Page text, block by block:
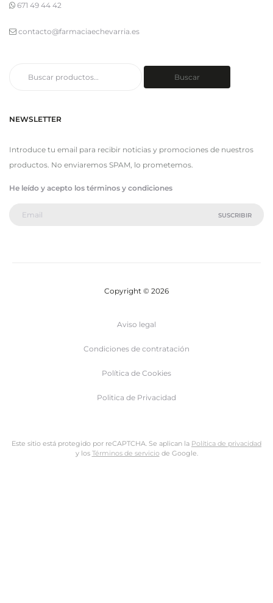
671 49 44 42
contacto@farmaciaechevarria.es
Buscar
NEWSLETTER
Introduce tu email para recibir noticias y promociones de nuestros
productos. No enviaremos SPAM, lo prometemos.
He leído y acepto los términos y condiciones
Copyright © 2026
Aviso legal
Condiciones de contratación
Política de Cookies
Politica de Privacidad
Este sitio está protegido por reCAPTCHA. Se aplican la Política de privacidad
y los Términos de serviciode Google.